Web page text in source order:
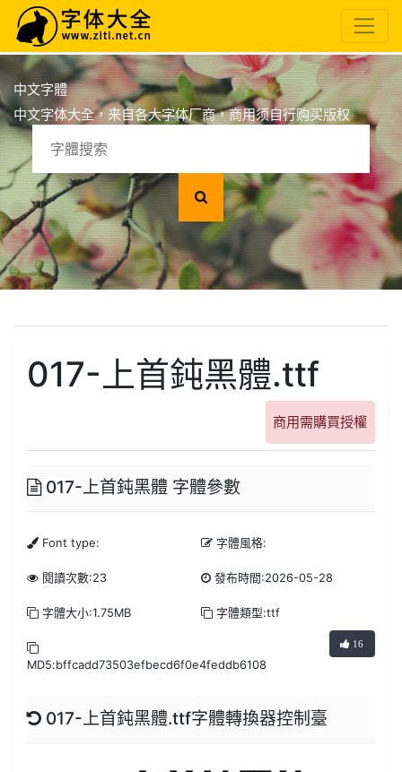
中文字體
中文字体大全，来自各大字体厂商，商用须自行购买版权
017-上首鈍黑體.ttf
商用需購買授權
017-上首鈍黑體 字體參數
Font type: 字體風格:
閱讀次數:23 發布時間:2026-05-28
字體大小:1.75MB 字體類型:ttf
MD5:bffcadd73503efbecd6f0e4feddb6108
16
017-上首鈍黑體.ttf字體轉換器控制臺